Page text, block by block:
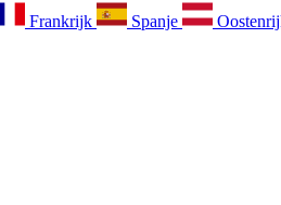
Frankrijk Spanje